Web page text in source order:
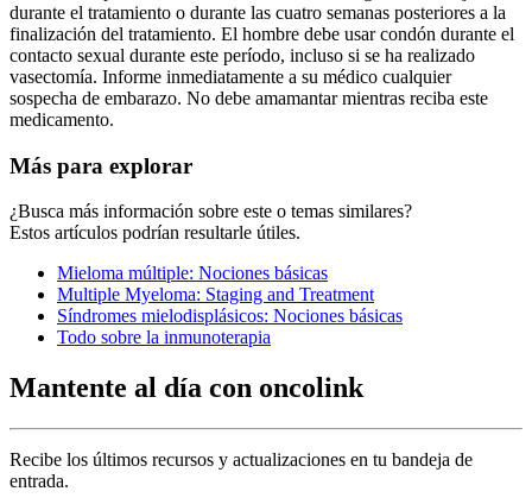
durante el tratamiento o durante las cuatro semanas posteriores a la
finalización del tratamiento. El hombre debe usar condón durante el
contacto sexual durante este período, incluso si se ha realizado
vasectomía. Informe inmediatamente a su médico cualquier
sospecha de embarazo. No debe amamantar mientras reciba este
medicamento.
Más para explorar
¿Busca más información sobre este o temas similares?
Estos artículos podrían resultarle útiles.
Mieloma múltiple: Nociones básicas
Multiple Myeloma: Staging and Treatment
Síndromes mielodisplásicos: Nociones básicas
Todo sobre la inmunoterapia
Mantente al día con oncolink
Recibe los últimos recursos y actualizaciones en tu bandeja de
entrada.